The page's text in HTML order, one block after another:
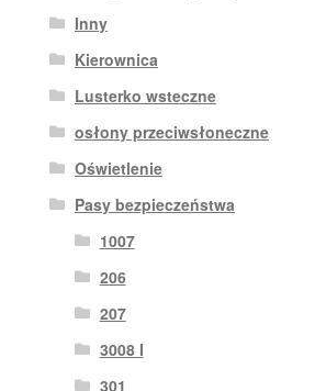
Inny
Kierownica
Lusterko wsteczne
osłony przeciwsłoneczne
Oświetlenie
Pasy bezpieczeństwa
1007
206
207
3008 I
301